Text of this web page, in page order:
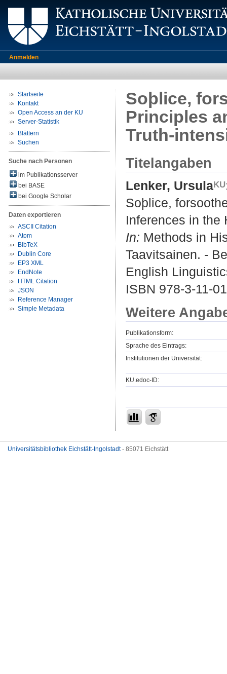
Anmelden
Startseite
Kontakt
Open Access an der KU
Server-Statistik
Blättern
Suchen
Suche nach Personen
im Publikationsserver
bei BASE
bei Google Scholar
Daten exportieren
ASCII Citation
Atom
BibTeX
Dublin Core
EP3 XML
EndNote
HTML Citation
JSON
Reference Manager
Simple Metadata
Soþlice,
Principles
Truth-
Titelangaben
Lenker, Ursula
Soþlice,
Inferences in the
In: Methods in
Taavitsainen. -
English
ISBN 978-3-11-
Weitere
Publikationsform:
Sprache des Eintrags:
Institutionen der Universität:
KU.edoc-ID:
Universitätsbibliothek Eichstätt-Ingolstadt- 85071 Eichstätt